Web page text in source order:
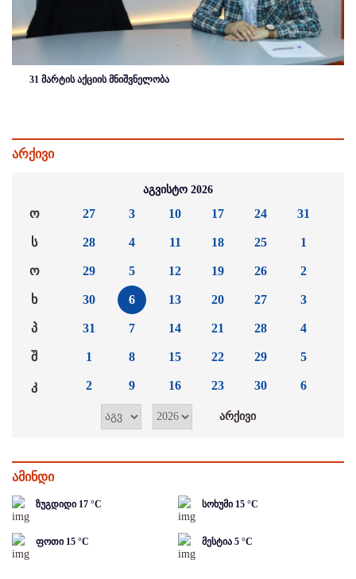
31 მარტის აქციის მნიშვნელობა
არქივი
აგვისტო 2026
ო
ს
ო
ხ
პ
შ
კ
27
28
29
30
31
1
2
3
4
5
6
7
8
9
10
11
12
13
14
15
16
17
18
19
20
21
22
23
24
25
26
27
28
29
30
31
1
2
3
4
5
6
ამინდი
ზუგდიდი 17 °C სოხუმი 15 °C
ფოთი 15 °C მესტია 5 °C